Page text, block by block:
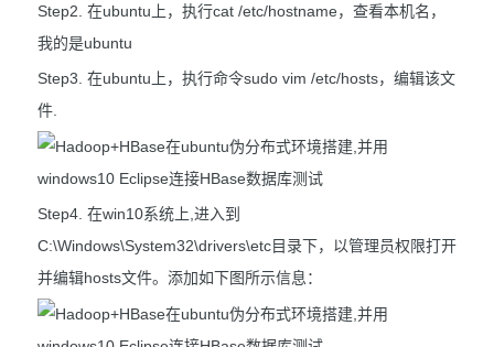
Step2. 在ubuntu上，执行cat /etc/hostname，查看本机名，
我的是ubuntu
Step3. 在ubuntu上，执行命令sudo vim /etc/hosts，编辑该文
件.
Step4. 在win10系统上,进入到
C:\Windows\System32\drivers\etc目录下，以管理员权限打开
并编辑hosts文件。添加如下图所示信息：